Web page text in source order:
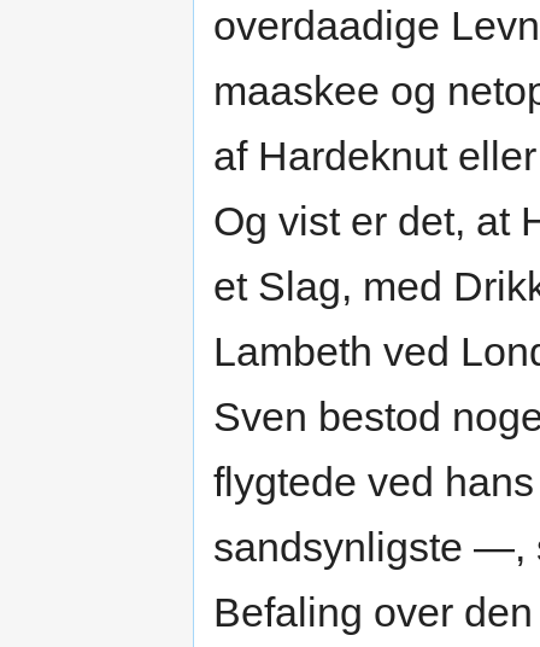
overdaadige
maaskee og
af Hardeknut
Og vist er det, at
et Slag, med
Lambeth ved
Sven bestod
flygtede ved
sandsynligste —,
Befaling over